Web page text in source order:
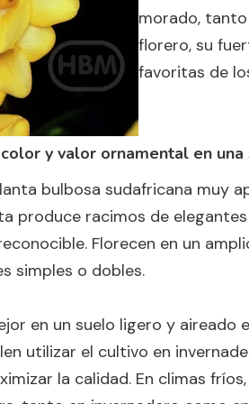
morado,
florero, su
favoritas de
color y valor ornamental en
bulbosa sudafricana muy
produce racimos de
Florecen en un
simples o dobles.
en un suelo ligero y
utilizar el cultivo en
la calidad. En climas